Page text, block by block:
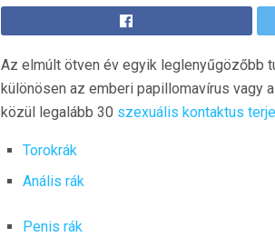
Az elmúlt ötven év egyik leglenyűgözőbb
különösen az emberi papillomavírus vagy
közül legalább 30 szexuális kontaktus
Torokrák
Anális rák
Penis rák